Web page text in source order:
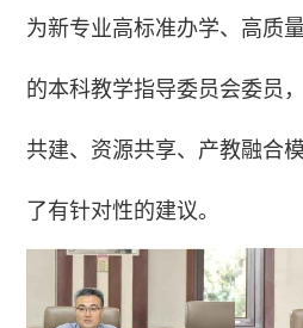
为新专业高标准办学、高质
的本科教学指导委员会委员
共建、资源共享、产教融合
了有针对性的建议。